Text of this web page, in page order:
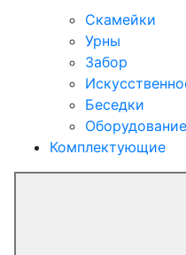
Скамейки
Урны
Забор
Беседки
Комплектующие